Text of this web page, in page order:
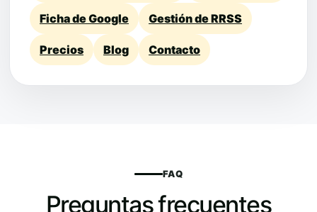
Ficha de Google Gestión de RRSS
Precios Blog Contacto
FAQ
Preguntas frecuentes